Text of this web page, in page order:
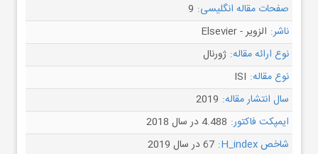
صفحات مقاله انگلیسی: 9
ناشر: الزویر - Elsevier
نوع ارائه مقاله: ژورنال
نوع مقاله: ISI
سال انتشار مقاله: 2019
ایمپکت فاکتور: 4.488 در سال 2018
شاخص H_index:
67 در سال 2019